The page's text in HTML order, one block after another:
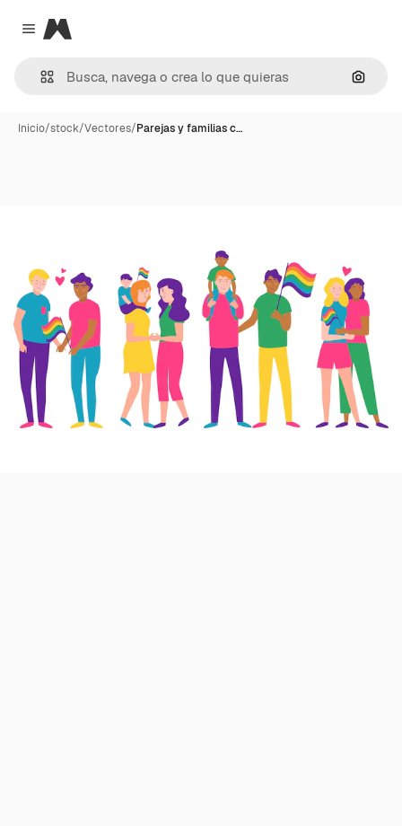
Close menu
Magnific
Inicio/stock/Vectores/Parejas y familias c…